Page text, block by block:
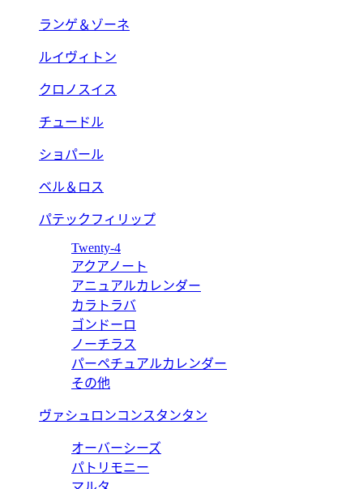
ランゲ＆ゾーネ
ルイヴィトン
クロノスイス
チュードル
ショパール
ベル＆ロス
パテックフィリップ
Twenty-4
アクアノート
アニュアルカレンダー
カラトラバ
ゴンドーロ
ノーチラス
パーペチュアルカレンダー
その他
ヴァシュロンコンスタンタン
オーバーシーズ
パトリモニー